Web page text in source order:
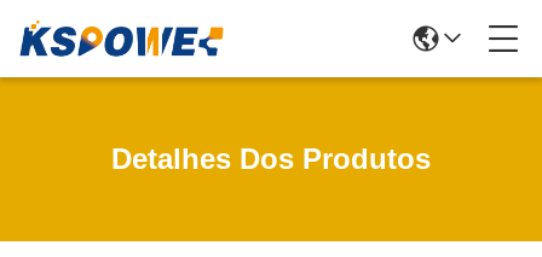
Detalhes Dos Produtos